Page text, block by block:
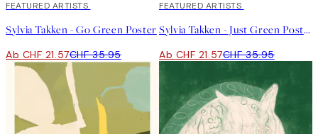
40%*
FEATURED ARTISTS
Sylvia Takken - Go Green Poster
Ab CHF 21.57CHF 35.95
40%*
FEATURED ARTISTS
Sylvia Takken - Just Green Poster
Ab CHF 21.57CHF 35.95